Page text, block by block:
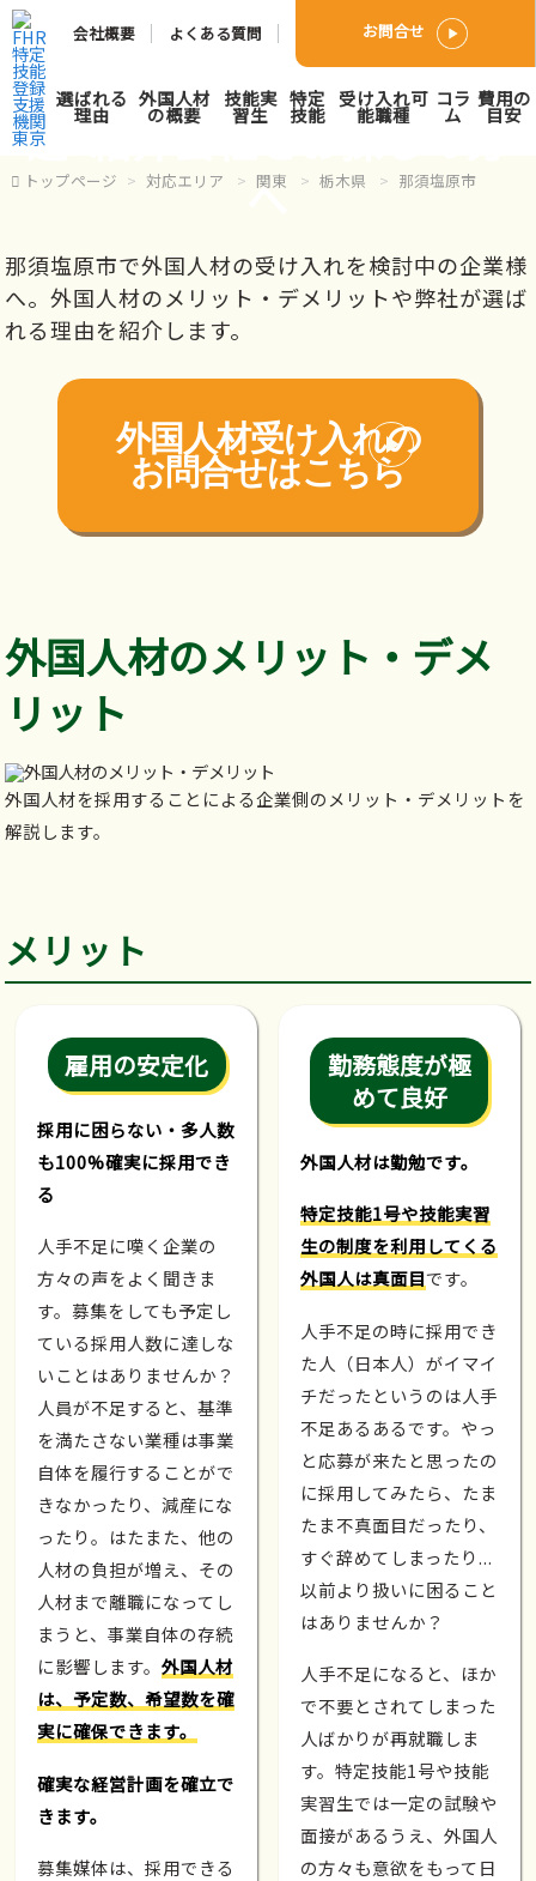
会社概要 よくある質問 お問合せ
選ばれる
理由
外国人材
の概要
技能実
習生
特定
技能
受け入れ可
能職種
コラ
ム
費用の
目安
那須塩原市で外国人人材派
遣･紹介会社をお探しの方
へ
トップページ 対応エリア 関東 栃木県 那須塩原市
那須塩原市で外国人材の受け入れを検討中の企業様
へ。外国人材のメリット・デメリットや弊社が選ば
れる理由を紹介します。
外国人材受け入れの
お問合せはこちら
外国人材のメリット・デメ
リット
外国人材を採用することによる企業側のメリット・デメリットを
解説します。
メリット
雇用の安定化
採用に困らない・多人数
も100%確実に採用でき
る
人手不足に嘆く企業の
方々の声をよく聞きま
す。募集をしても予定し
ている採用人数に達しな
いことはありませんか？
人員が不足すると、基準
を満たさない業種は事業
自体を履行することがで
きなかったり、減産にな
ったり。はたまた、他の
人材の負担が増え、その
人材まで離職になってし
まうと、事業自体の存続
に影響します。外国人材
は、予定数、希望数を確
実に確保できます。
確実な経営計画を確立で
きます。
募集媒体は、採用できる
勤務態度が極
めて良好
外国人材は勤勉です。
特定技能1号や技能実習
生の制度を利用してくる
外国人は真面目です。
人手不足の時に採用でき
た人（日本人）がイマイ
チだったというのは人手
不足あるあるです。やっ
と応募が来たと思ったの
に採用してみたら、たま
たま不真面目だったり、
すぐ辞めてしまったり...
以前より扱いに困ること
はありませんか？
人手不足になると、ほか
で不要とされてしまった
人ばかりが再就職しま
す。特定技能1号や技能
実習生では一定の試験や
面接があるうえ、外国人
の方々も意欲をもって日